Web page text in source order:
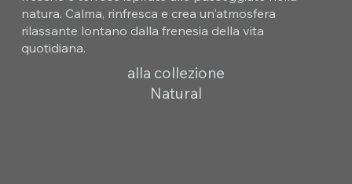
natura. Calma, rinfresca e crea un'atmosfera
rilassante lontano dalla frenesia della vita
quotidiana.
alla collezione
Natural